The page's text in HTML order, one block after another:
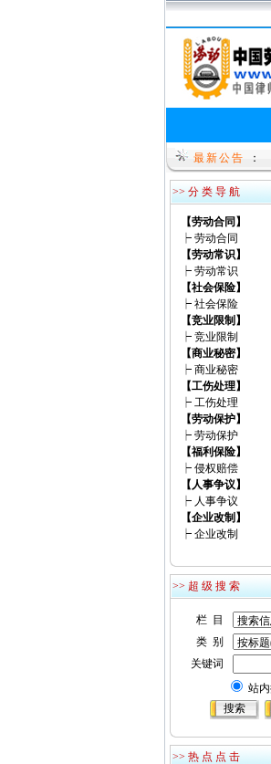
最新公告 ：
>> 分 类 导 航
【劳动合同】
┝ 劳动合同
【劳动常识】
┝ 劳动常识
【社会保险】
┝ 社会保险
【竞业限制】
┝ 竞业限制
【商业秘密】
┝ 商业秘密
【工伤处理】
┝ 工伤处理
【劳动保护】
┝ 劳动保护
【福利保险】
┝ 侵权赔偿
【人事争议】
┝ 人事争议
【企业改制】
┝ 企业改制
>> 超 级 搜 索
栏 目
类 别
关键词
站
>> 热 点 点 击